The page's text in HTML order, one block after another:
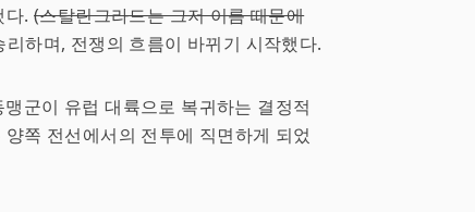
다. (스탈린그라드는 그저 이름 때문에
하며, 전쟁의 흐름이 바뀌기 시작했다.
맹군이 유럽 대륙으로 복귀하는 결정적
쪽 전선에서의 전투에 직면하게 되었